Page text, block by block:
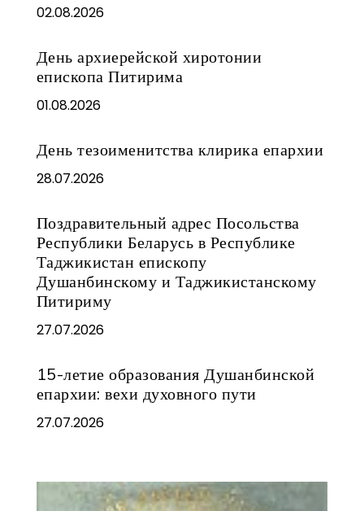
02.08.2026
День архиерейской хиротонии
епископа Питирима
01.08.2026
День тезоименитства клирика епархии
28.07.2026
Поздравительный адрес Посольства
Республики Беларусь в Республике
Таджикистан епископу
Душанбинскому и Таджикистанскому
Питириму
27.07.2026
15-летие образования Душанбинской
епархии: вехи духовного пути
27.07.2026